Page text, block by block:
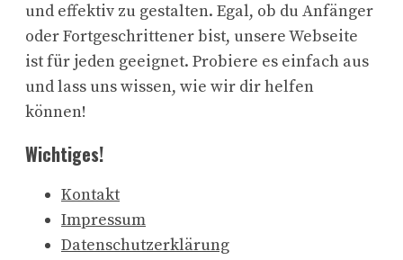
und effektiv zu gestalten. Egal, ob du Anfänger
oder Fortgeschrittener bist, unsere Webseite
ist für jeden geeignet. Probiere es einfach aus
und lass uns wissen, wie wir dir helfen
können!
Wichtiges!
Kontakt
Impressum
Datenschutzerklärung